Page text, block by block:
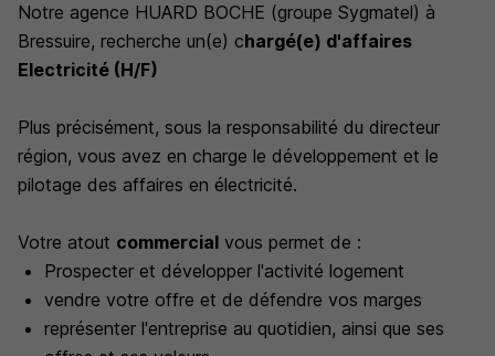
Notre agence HUARD BOCHE (groupe Sygmatel) à
Bressuire, recherche un(e) chargé(e) d'affaires
Electricité (H/F)
Plus précisément, sous la responsabilité du directeur
région, vous avez en charge le développement et le
pilotage des affaires en électricité.
Votre atout commercial vous permet de :
Prospecter et développer l'activité logement
vendre votre offre et de défendre vos marges
représenter l'entreprise au quotidien, ainsi que ses